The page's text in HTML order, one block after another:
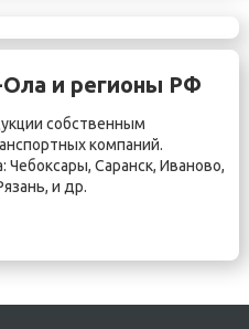
и регионы РФ
собственным
компаний.
Чебоксары, Саранск, Иваново,
, и др.